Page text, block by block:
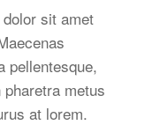
sit amet
pellentesque,
metus
at lorem.